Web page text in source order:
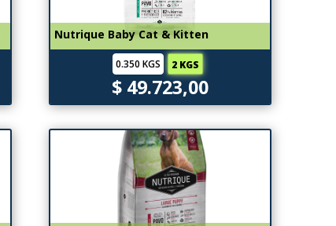
Nutrique Baby Cat & Kitten
0.350 KGS 2 KGS
$ 49.723,00